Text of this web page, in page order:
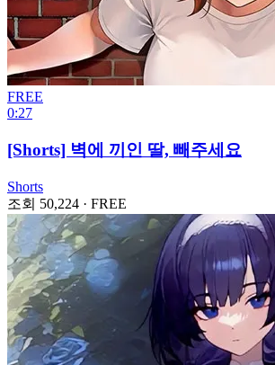
FREE
0:27
[Shorts] 벽에 끼인 딸, 빼주세요
Shorts
조회 50,224 · FREE